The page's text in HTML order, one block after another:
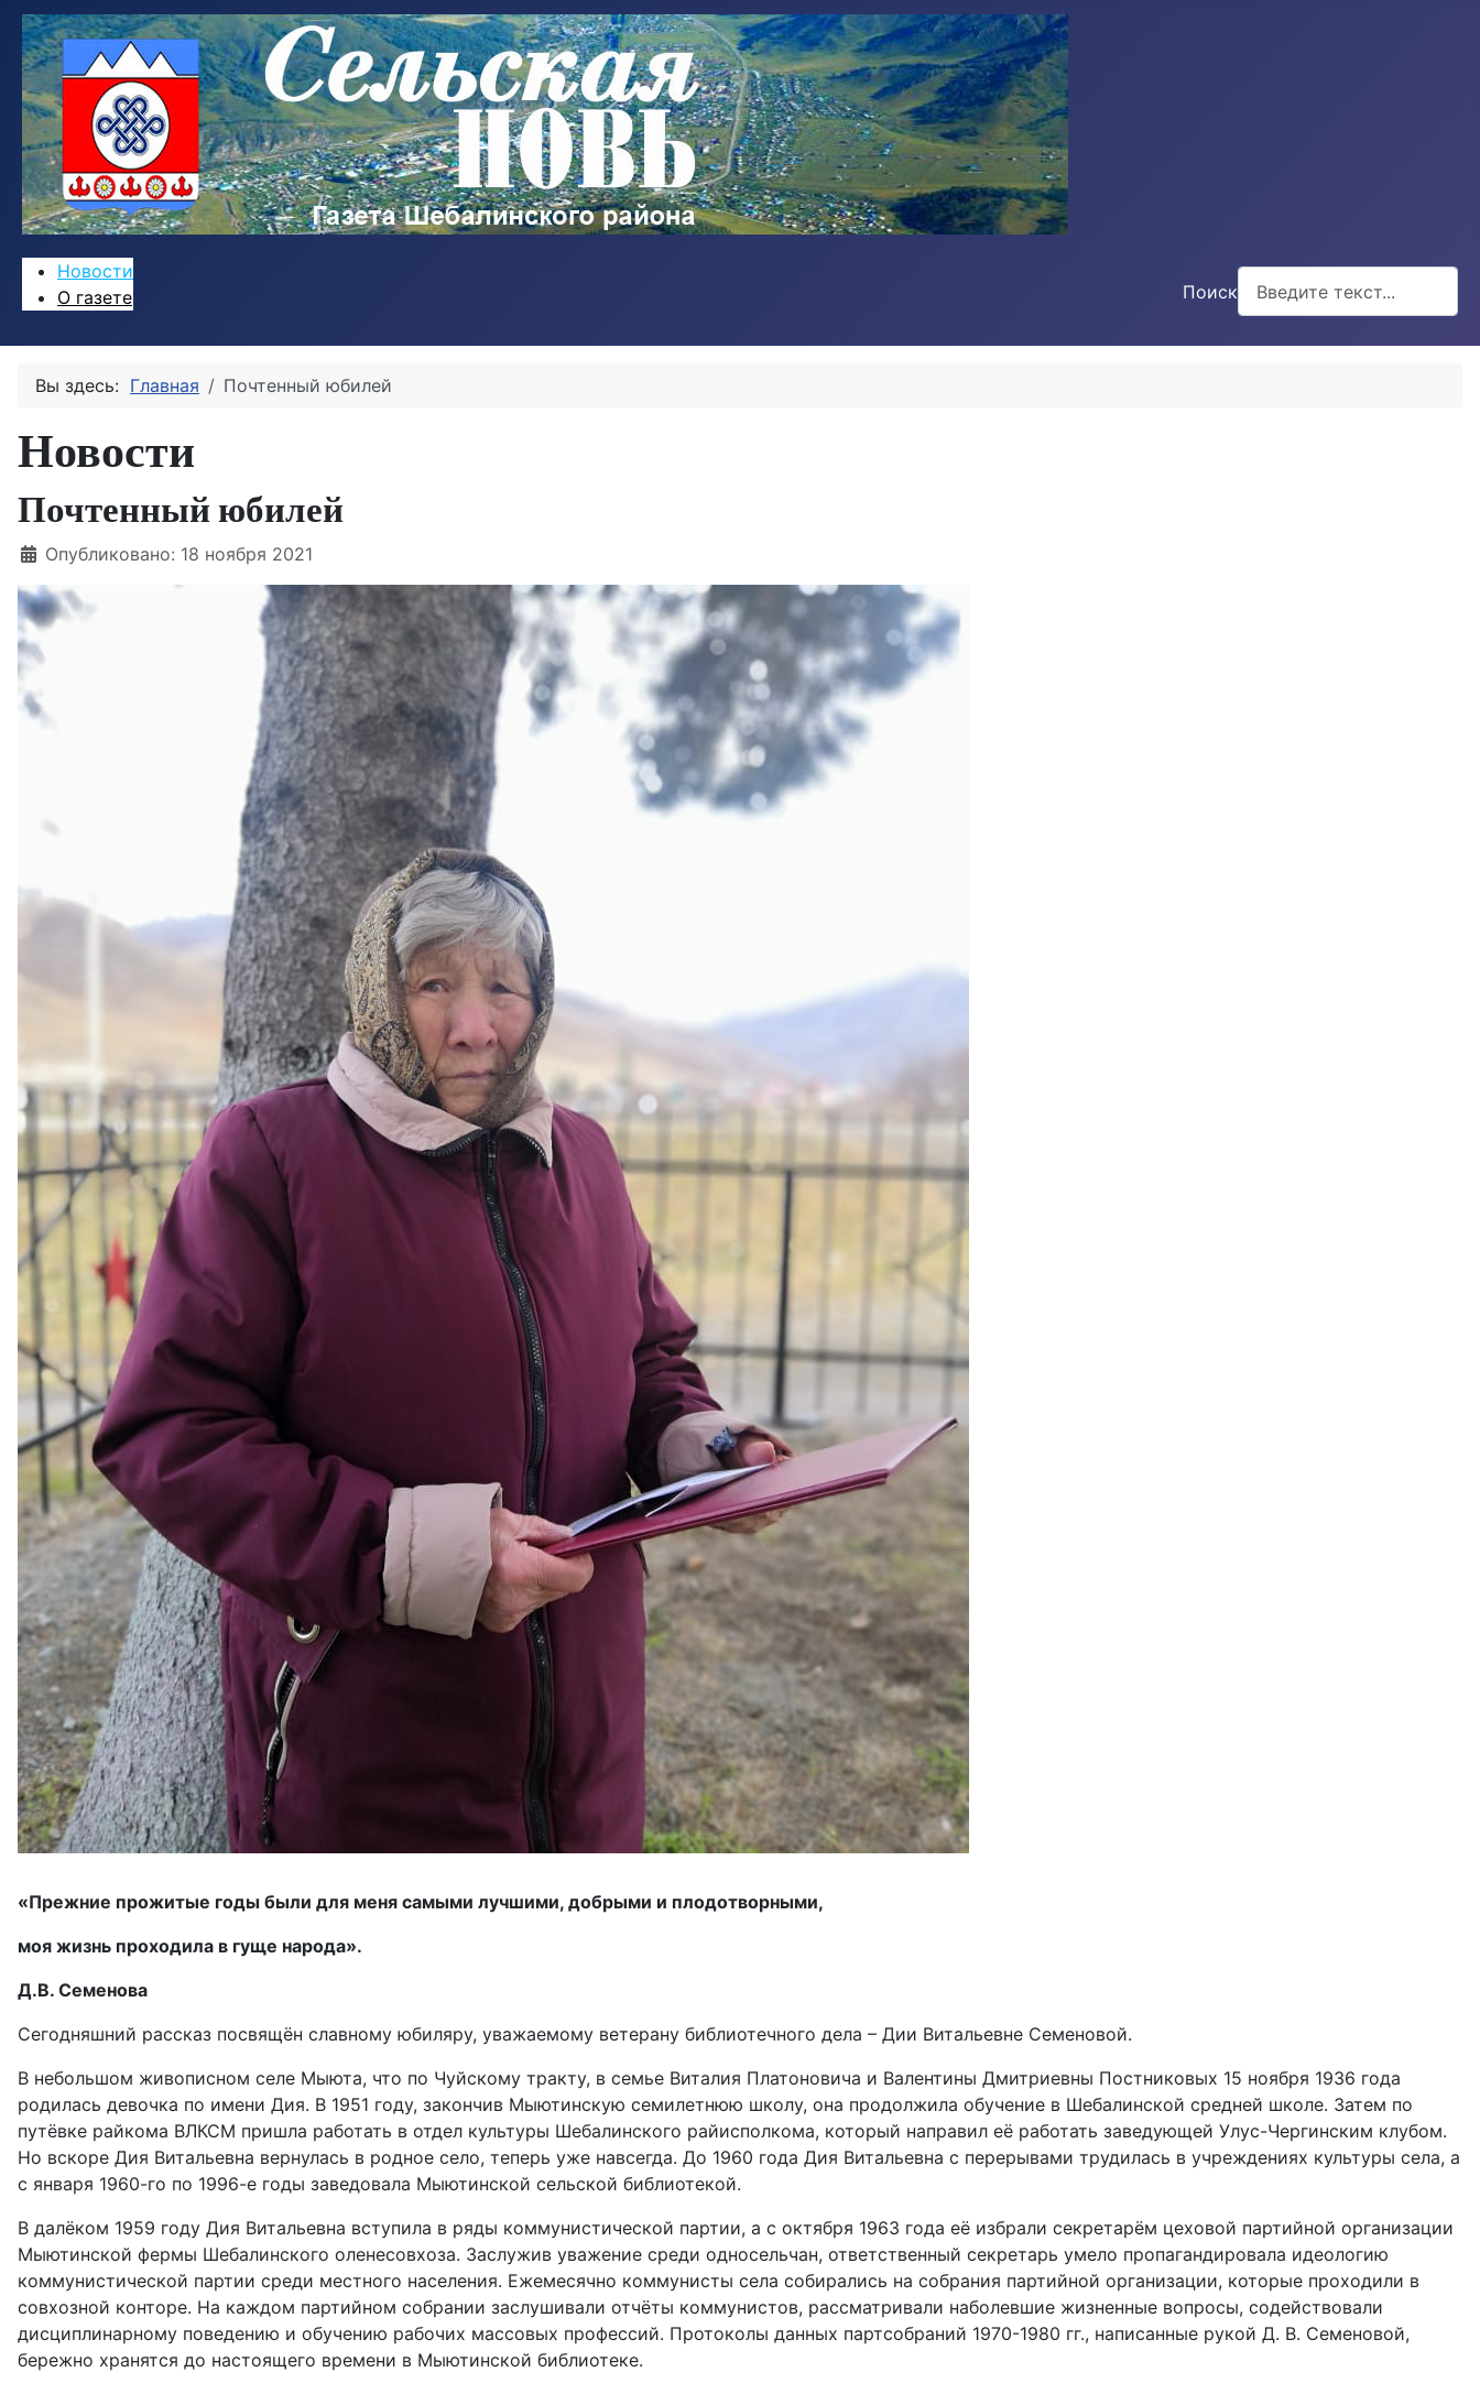
Новости
О газете
Поиск
Вы здесь: Главная Почтенный юбилей
Новости
Почтенный юбилей
Информация о материале
Опубликовано: 18 ноября 2021
«Прежние прожитые годы были для меня самыми лучшими, добрыми и плодотворными,
моя жизнь проходила в гуще народа».
Д.В. Семенова
Сегодняшний рассказ посвящён славному юбиляру, уважаемому ветерану библиотечного дела – Дии Витальевне Семеновой.
В небольшом живописном селе Мыюта, что по Чуйскому тракту, в семье Виталия Платоновича и Валентины Дмитриевны Постниковых 15 ноября 1936 года
родилась девочка по имени Дия. В 1951 году, закончив Мыютинскую семилетнюю школу, она продолжила обучение в Шебалинской средней школе. Затем по
путёвке райкома ВЛКСМ пришла работать в отдел культуры Шебалинского райисполкома, который направил её работать заведующей Улус-Чергинским клубом.
Но вскоре Дия Витальевна вернулась в родное село, теперь уже навсегда. До 1960 года Дия Витальевна с перерывами трудилась в учреждениях культуры села, а
с января 1960-го по 1996-е годы заведовала Мыютинской сельской библиотекой.
В далёком 1959 году Дия Витальевна вступила в ряды коммунистической партии, а с октября 1963 года её избрали секретарём цеховой партийной организации
Мыютинской фермы Шебалинского оленесовхоза. Заслужив уважение среди односельчан, ответственный секретарь умело пропагандировала идеологию
коммунистической партии среди местного населения. Ежемесячно коммунисты села собирались на собрания партийной организации, которые проходили в
совхозной конторе. На каждом партийном собрании заслушивали отчёты коммунистов, рассматривали наболевшие жизненные вопросы, содействовали
дисциплинарному поведению и обучению рабочих массовых профессий. Протоколы данных партсобраний 1970-1980 гг., написанные рукой Д. В. Семеновой,
бережно хранятся до настоящего времени в Мыютинской библиотеке.